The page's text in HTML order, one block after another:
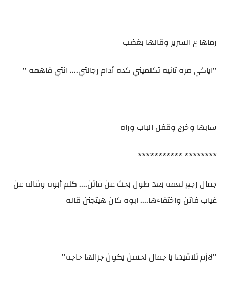
رماها ع السرير وقالها بغضب
''اياكي مره تانيه تكلميني كده أدام رجالتي.... انتي فاهمه ''
سابها وخرج وقفل الباب وراه
******** ***********
جمال رجع لعمه بعد طول بحث عن فاتن.... كلم أبوه وقاله عن
غياب فاتن واختفاءها.... ابوه كان هيتجنن قاله
''لازم تلاقيها يا جمال لحسن يكون جرالها حاجه''